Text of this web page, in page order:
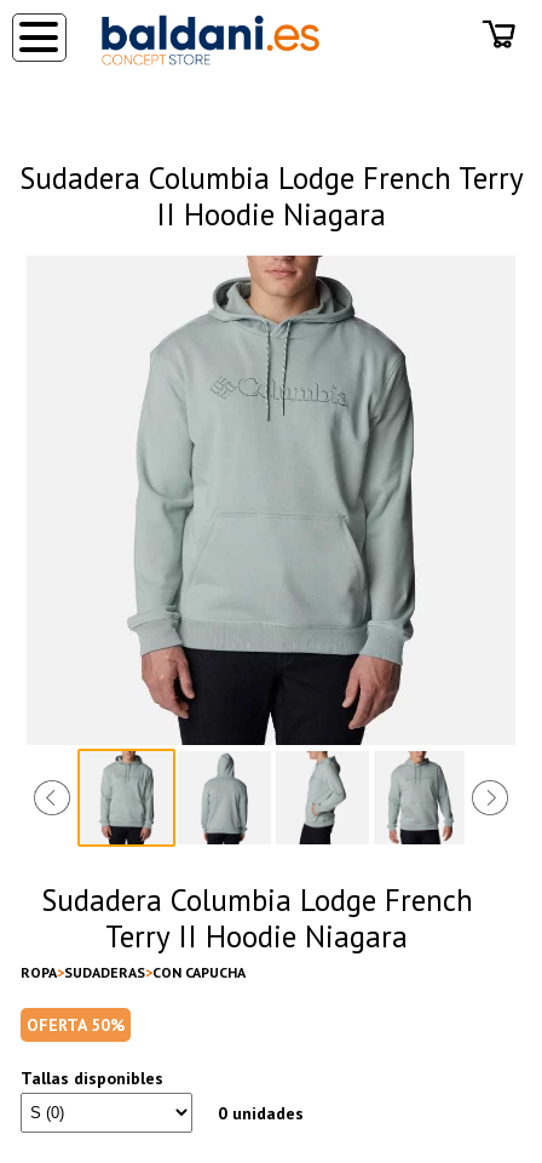
Sudadera Columbia Lodge French Terry
II Hoodie Niagara
Sudadera Columbia Lodge French
Terry II Hoodie Niagara
ROPA SUDADERAS CON CAPUCHA
OFERTA 50%
Tallas disponibles
0 unidades